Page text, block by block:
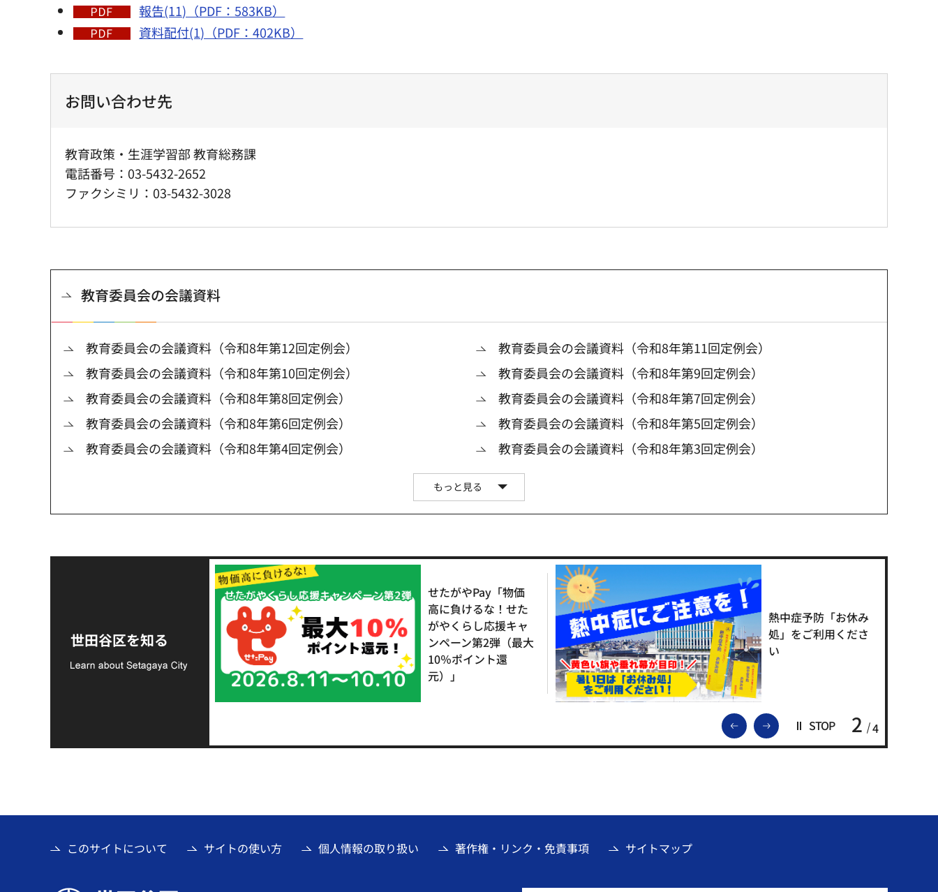
報告(11)（PDF：583KB）
資料配付(1)（PDF：402KB）
お問い合わせ先
教育政策・生涯学習部 教育総務課
電話番号：03-5432-2652
ファクシミリ：03-5432-3028
教育委員会の会議資料
教育委員会の会議資料（令和8年第12回定例会）
教育委員会の会議資料（令和8年第11回定例会）
教育委員会の会議資料（令和8年第10回定例会）
教育委員会の会議資料（令和8年第9回定例会）
教育委員会の会議資料（令和8年第8回定例会）
教育委員会の会議資料（令和8年第7回定例会）
教育委員会の会議資料（令和8年第6回定例会）
教育委員会の会議資料（令和8年第5回定例会）
教育委員会の会議資料（令和8年第4回定例会）
教育委員会の会議資料（令和8年第3回定例会）
もっと見る
世田谷区を知る
前のスライドを表示
次のスライドを表示
STOP 2 4
支援金の募集につい
て
せたがやPay「物価
高に負けるな！せた
がやくらし応援キャ
ンペーン第2弾（最大
10％ポイント還
元）」
熱中症予防「お休み
処」をご利用くださ
い
このサイトについて サイトの使い方 個人情報の取り扱い 著作権・リンク・免責事項 サイトマップ